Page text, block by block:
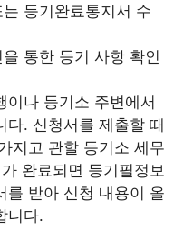
등기완료통지서 수
통한 등기 사항 확인
이나 등기소 주변에서
다. 신청서를 제출할 때
지고 관할 등기소 세무
완료되면 등기필정보
를 받아 신청 내용이 올
니다.